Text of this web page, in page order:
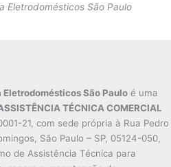
Eletrodomésticos São Paulo
Eletrodomésticos São Paulo é uma
TÉCNICA COMERCIAL
21, com sede própria à Rua Pedro
São Paulo – SP, 05124-050,
de Assistência Técnica para